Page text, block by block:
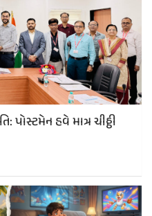
પોસ્ટમેન હવે માત્ર ચીઠ્ઠી